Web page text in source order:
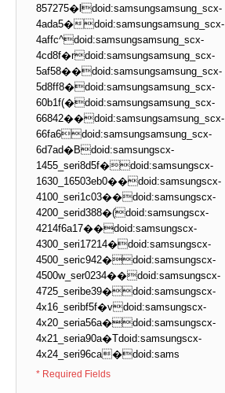
857275�ldoid:samsungsamsung_scx-
4ada5�doid:samsungsamsung_scx-
4affc^doid:samsungsamsung_scx-
4cd8f�rdoid:samsungsamsung_scx-
5af58��doid:samsungsamsung_scx-
5d8ff8�doid:samsungsamsung_scx-
60b1f(�doid:samsungsamsung_scx-
66842��doid:samsungsamsung_scx-
66fa6doid:samsungsamsung_scx-
6d7ad�Bdoid:samsungscx-
1455_seri8d5f�doid:samsungscx-
1630_16503eb0��doid:samsungscx-
4100_seri1c03��doid:samsungscx-
4200_serid388�(doid:samsungscx-
4214f6a17��doid:samsungscx-
4300_seri17214�doid:samsungscx-
4500_seric942�doid:samsungscx-
4500w_ser0234��doid:samsungscx-
4725_seribe39�doid:samsungscx-
4x16_seribf5f�vdoid:samsungscx-
4x20_seria56a�doid:samsungscx-
4x21_seria90a�Tdoid:samsungscx-
4x24_seri96ca�doid:sams
* Required Fields